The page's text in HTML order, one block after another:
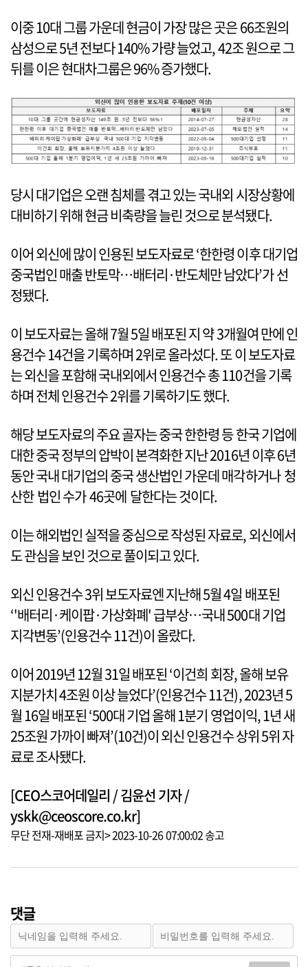
이중 10대 그룹 가운데 현금이 가장 많은 곳은 66조원의
삼성으로 5년 전보다 140% 가량 늘었고, 42조 원으로 그
뒤를 이은 현대차그룹은 96% 증가했다.
당시 대기업은 오랜 침체를 겪고 있는 국내외 시장상황에
대비하기 위해 현금 비축량을 늘린 것으로 분석됐다.
이어 외신에 많이 인용된 보도자료로 ‘한한령 이후 대기업
중국법인 매출 반토막…배터리·반도체만 남았다’가 선
정됐다.
이 보도자료는 올해 7월 5일 배포된 지 약 3개월여 만에 인
용건수 14건을 기록하며 2위로 올라섰다. 또 이 보도자료
는 외신을 포함해 국내외에서 인용건수 총 110건을 기록
하며 전체 인용건수 2위를 기록하기도 했다.
해당 보도자료의 주요 골자는 중국 한한령 등 한국 기업에
대한 중국 정부의 압박이 본격화한 지난 2016년 이후 6년
동안 국내 대기업의 중국 생산법인 가운데 매각하거나 청
산한 법인 수가 46곳에 달한다는 것이다.
이는 해외법인 실적을 중심으로 작성된 자료로, 외신에서
도 관심을 보인 것으로 풀이되고 있다.
외신 인용건수 3위 보도자료엔 지난해 5월 4일 배포된
‘'배터리·케이팝·가상화폐' 급부상…국내 500대 기업
지각변동’(인용건수 11건)이 올랐다.
이어 2019년 12월 31일 배포된 ‘이건희 회장, 올해 보유
지분가치 4조원 이상 늘었다’(인용건수 11건), 2023년 5
월 16일 배포된 ‘500대 기업 올해 1분기 영업이익, 1년 새
25조원 가까이 빠져’(10건)이 외신 인용건수 상위 5위 자
료로 조사됐다.
[CEO스코어데일리 / 김윤선 기자 /
yskk@ceoscore.co.kr]
무단 전재-재배포 금지> 2023-10-26 07:00:02 송고
댓글